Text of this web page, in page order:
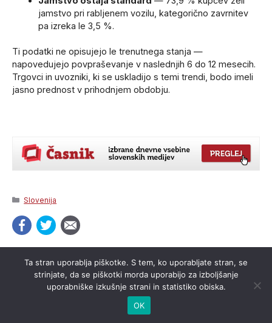
jamstvo pri rabljenem vozilu, kategorično zavrnitev
pa izreka le 3,5 %.
Ti podatki ne opisujejo le trenutnega stanja —
napovedujejo povpraševanje v naslednjih 6 do 12 mesecih.
Trgovci in uvozniki, ki se uskladijo s temi trendi, bodo imeli
jasno prednost v prihodnjem obdobju.
Categories
Slovenija
Ta stran uporablja piškotke. S tem, ko uporabljate stran, se
strinjate, da se piškotki morda uporabijo za izboljšanje
uporabniške izkušnje strani in statistiko obiska.
OK